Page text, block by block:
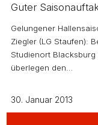
Guter
Gelungener
Ziegler (LG Staufen):
Studienort
überlegen den…
30. Januar 2013